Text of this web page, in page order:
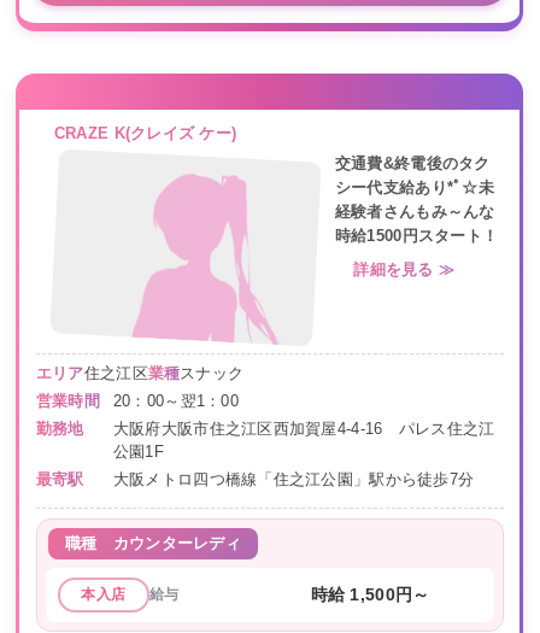
CRAZE K(クレイズ ケー)
交通費&終電後のタク
シー代支給あり*ﾟ☆未
経験者さんもみ～んな
時給1500円スタート！
詳細を見る ≫
エリア住之江区業種スナック
営業時間
20：00～翌1：00
勤務地
大阪府大阪市住之江区西加賀屋4-4-16 パレス住之江
公園1F
最寄駅
大阪メトロ四つ橋線「住之江公園」駅から徒歩7分
職種 カウンターレディ
本入店 給与 時給 1,500円～